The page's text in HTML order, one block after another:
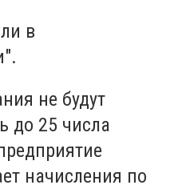
в
не будут
до 25 числа
начисления по